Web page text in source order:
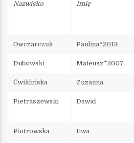
Nazwisko Imię
Owczarczuk Paulina*2013
Dubowski Mateusz*2007
Ćwiklińska Zuzanna
Pietraszewski Dawid
Piotrowska Ewa